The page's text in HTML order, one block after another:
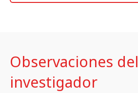
Observaciones del
investigador